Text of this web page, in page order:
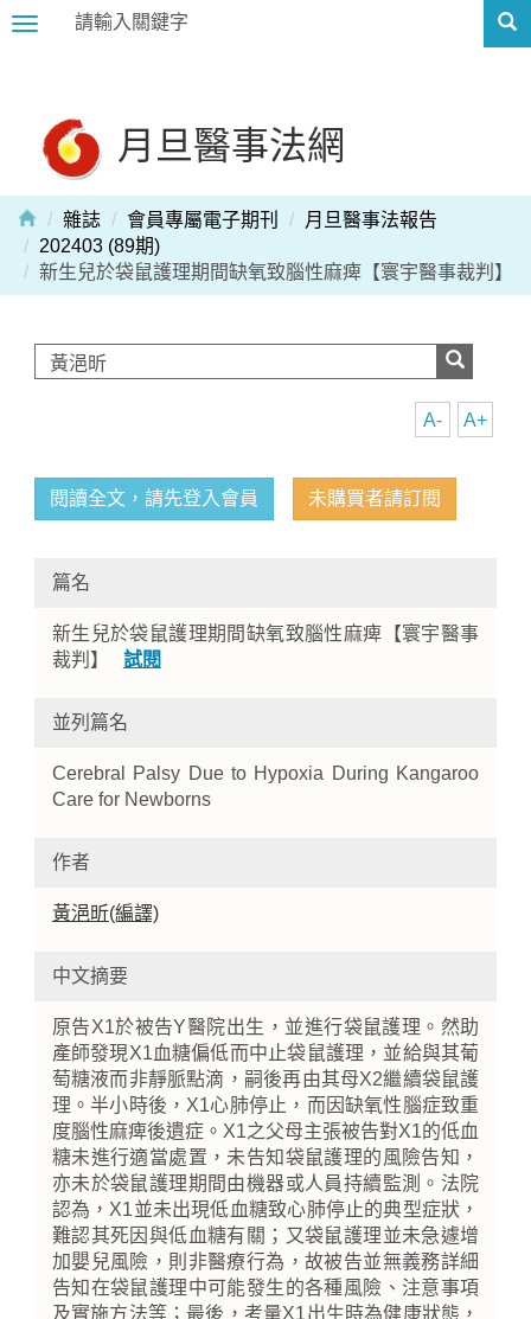
Toggle
月旦醫事法網
Home
雜誌 會員專屬電子期刊
月旦醫事法報告
202403 (89期)
新生兒於袋鼠護理期間缺氧致腦性麻痺【寰宇醫事裁判】
A+
A-
閱讀全文，請先登入會員 未購買者請訂閱
篇名
新生兒於袋鼠護理期間缺氧致腦性麻痺【寰宇醫事
裁判】 試閱
並列篇名
Cerebral Palsy Due to Hypoxia During Kangaroo
Care for Newborns
作者
黃浥昕(編譯)
中文摘要
原告X1於被告Y醫院出生，並進行袋鼠護理。然助
產師發現X1血糖偏低而中止袋鼠護理，並給與其葡
萄糖液而非靜脈點滴，嗣後再由其母X2繼續袋鼠護
理。半小時後，X1心肺停止，而因缺氧性腦症致重
度腦性麻痺後遺症。X1之父母主張被告對X1的低血
糖未進行適當處置，未告知袋鼠護理的風險告知，
亦未於袋鼠護理期間由機器或人員持續監測。法院
認為，X1並未出現低血糖致心肺停止的典型症狀，
難認其死因與低血糖有關；又袋鼠護理並未急遽增
加嬰兒風險，則非醫療行為，故被告並無義務詳細
告知在袋鼠護理中可能發生的各種風險、注意事項
及實施方法等；最後，考量X1出生時為健康狀態，